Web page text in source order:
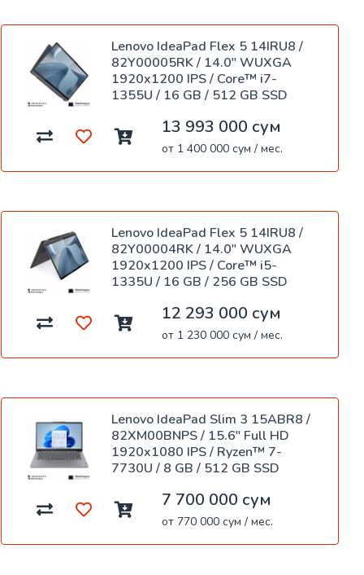
Lenovo IdeaPad Flex 5 14IRU8 /
82Y00005RK / 14.0" WUXGA
1920x1200 IPS / Core™ i7-
1355U / 16 GB / 512 GB SSD
13 993 000 сум
от 1 400 000 сум / мес.
Lenovo IdeaPad Flex 5 14IRU8 /
82Y00004RK / 14.0" WUXGA
1920x1200 IPS / Core™ i5-
1335U / 16 GB / 256 GB SSD
12 293 000 сум
от 1 230 000 сум / мес.
Lenovo IdeaPad Slim 3 15ABR8 /
82XM00BNPS / 15.6" Full HD
1920x1080 IPS / Ryzen™ 7-
7730U / 8 GB / 512 GB SSD
7 700 000 сум
от 770 000 сум / мес.